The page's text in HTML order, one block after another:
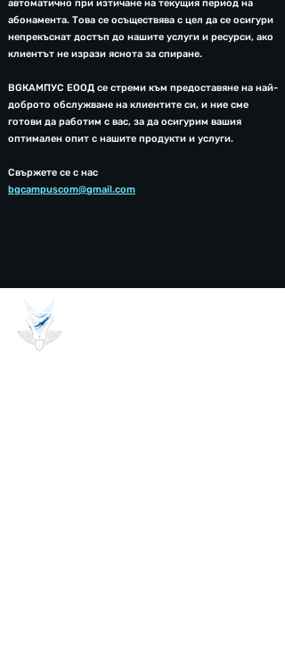
автоматично при изтичане на текущия период на
абонамента. Това се осъществява с цел да се осигури
непрекъснат достъп до нашите услуги и ресурси, ако
клиентът не изрази яснота за спиране.
BGКАМПУС ЕООД се стреми към предоставяне на най-
доброто обслужване на клиентите си, и ние сме
готови да работим с вас, за да осигурим вашия
оптимален опит с нашите продукти и услуги.
Свържете се с нас
bgcampuscom@gmail.com